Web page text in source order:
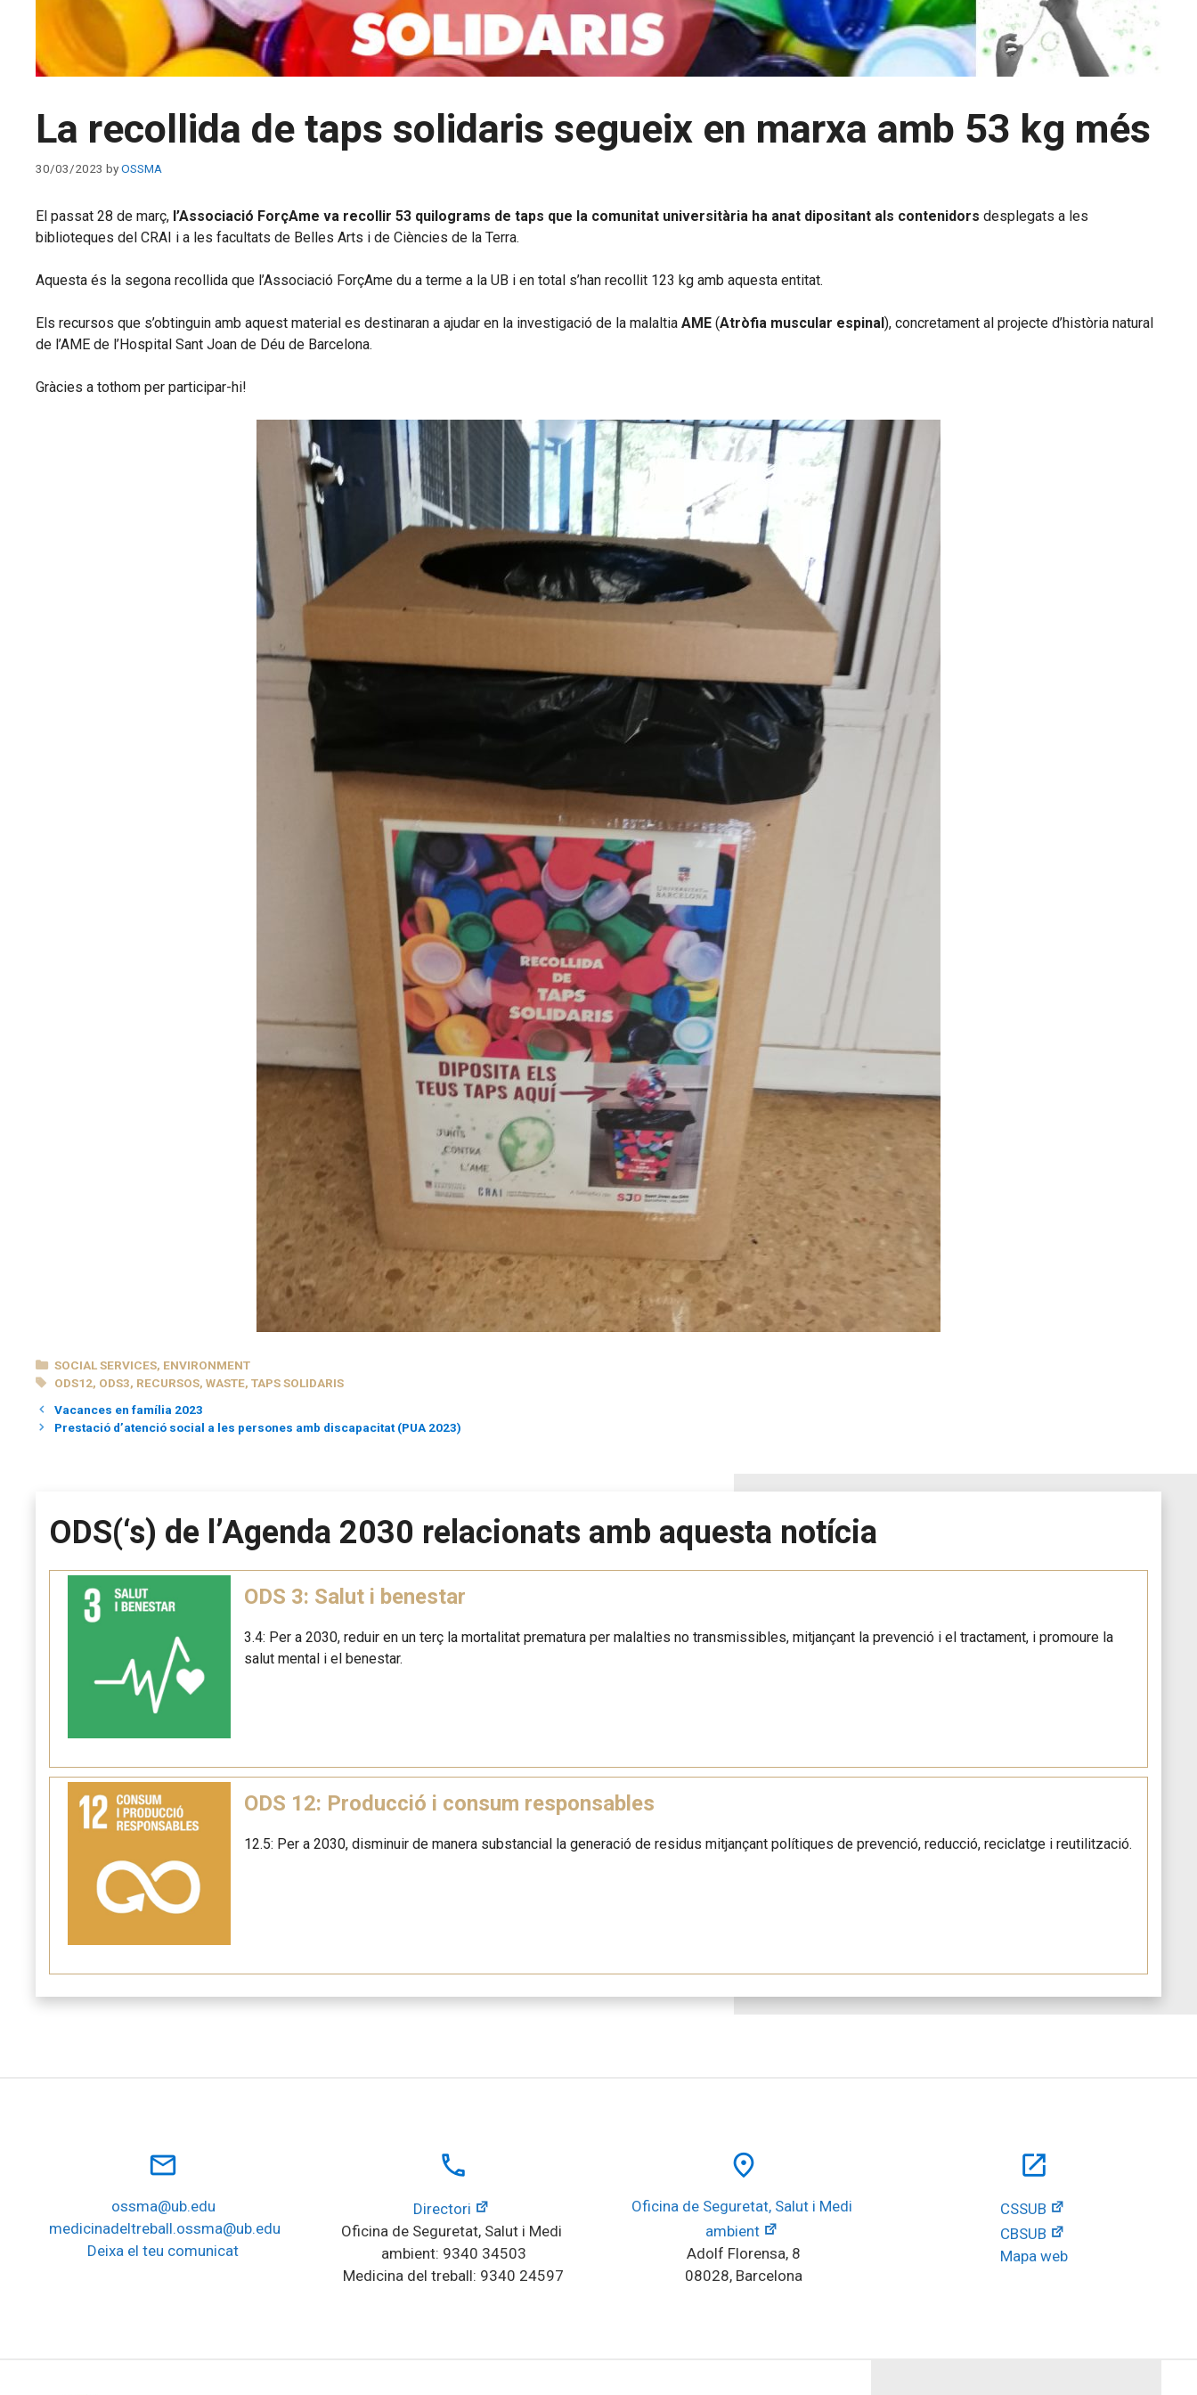
La recollida de taps solidaris segueix en marxa amb 53 kg més
30/03/2023 byOSSMA
El passat 28 de març, l’Associació ForçAme va recollir 53 quilograms de taps que la comunitat universitària ha anat dipositant als contenidors desplegats a les
biblioteques del CRAI i a les facultats de Belles Arts i de Ciències de la Terra.
Aquesta és la segona recollida que l’Associació ForçAme du a terme a la UB i en total s’han recollit 123 kg amb aquesta entitat.
Els recursos que s’obtinguin amb aquest material es destinaran a ajudar en la investigació de la malaltia AME (Atròfia muscular espinal), concretament al projecte d’història natural
de l’AME de l’Hospital Sant Joan de Déu de Barcelona.
Gràcies a tothom per participar-hi!
CATEGORIES
SOCIAL SERVICES, ENVIRONMENT
TAGS
ODS12, ODS3, RECURSOS,WASTE,TAPS SOLIDARIS
Vacances en família 2023
Prestació d’atenció social a les persones amb discapacitat (PUA 2023)
ODS(‘s) de l’Agenda 2030 relacionats amb aquesta notícia
ODS 3: Salut i benestar
3.4: Per a 2030, reduir en un terç la mortalitat prematura per malalties no transmissibles, mitjançant la prevenció i el tractament, i promoure la
salut mental i el benestar.
ODS 12: Producció i consum responsables
12.5: Per a 2030, disminuir de manera substancial la generació de residus mitjançant polítiques de prevenció, reducció, reciclatge i reutilització.
mail_outline
ossma@ub.edu
medicinadeltreball.ossma@ub.edu
Deixa el teu comunicat
local_phone
Directori
Oficina de Seguretat, Salut i Medi
ambient: 9340 34503
Medicina del treball: 9340 24597
place
Oficina de Seguretat, Salut i Medi
ambient
Adolf Florensa, 8
08028, Barcelona
open_in_new
CSSUB
CBSUB
Mapa web